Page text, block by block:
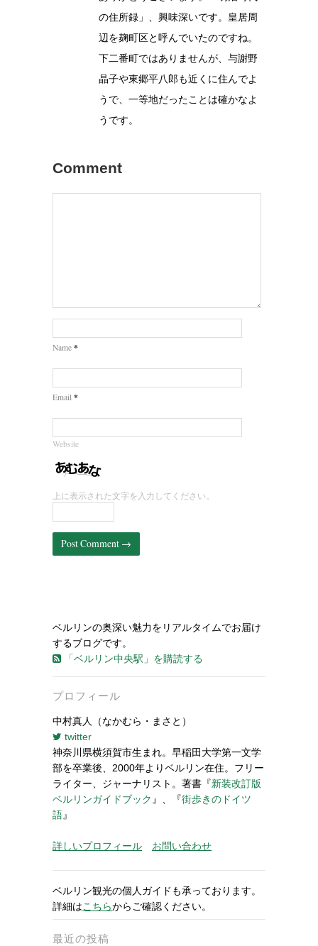
の住所録」、興味深いです。皇居周
辺を麹町区と呼んでいたのですね。
下二番町ではありませんが、与謝野
晶子や東郷平八郎も近くに住んでよ
うで、一等地だったことは確かなよ
うです。
Comment
Name *
Email *
Website
上に表示された文字を入力してください。
ベルリンの奥深い魅力をリアルタイムでお届け
するブログです。
「ベルリン中央駅」を購読する
プロフィール
中村真人（なかむら・まさと）
twitter
神奈川県横須賀市生まれ。早稲田大学第一文学
部を卒業後、2000年よりベルリン在住。フリー
ライター、ジャーナリスト。著書『新装改訂版
ベルリンガイドブック 』、『街歩きのドイツ
語』
詳しいプロフィール お問い合わせ
ベルリン観光の個人ガイドも承っております。
詳細はこちらからご確認ください。
最近の投稿